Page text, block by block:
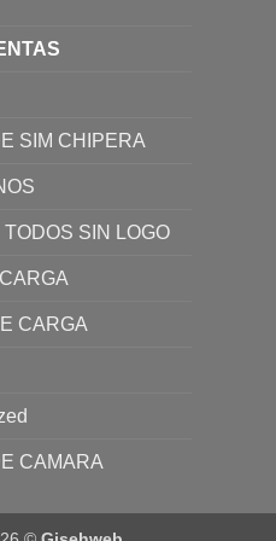
SIM CHIPERA
TODOS SIN LOGO
CARGA
CAMARA